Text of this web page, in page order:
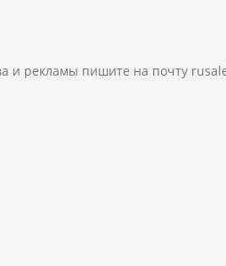
и рекламы пишите на почту